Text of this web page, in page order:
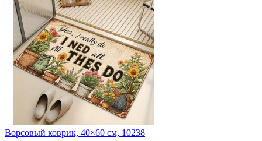
Ворсовый коврик, 40×60 см, 10238